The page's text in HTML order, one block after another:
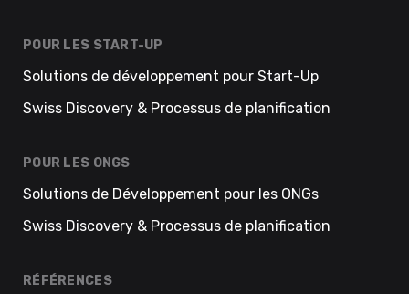
POUR LES START-UP
Solutions de développement pour Start-Up
Swiss Discovery & Processus de planification
POUR LES ONGS
Solutions de Développement pour les ONGs
Swiss Discovery & Processus de planification
RÉFÉRENCES